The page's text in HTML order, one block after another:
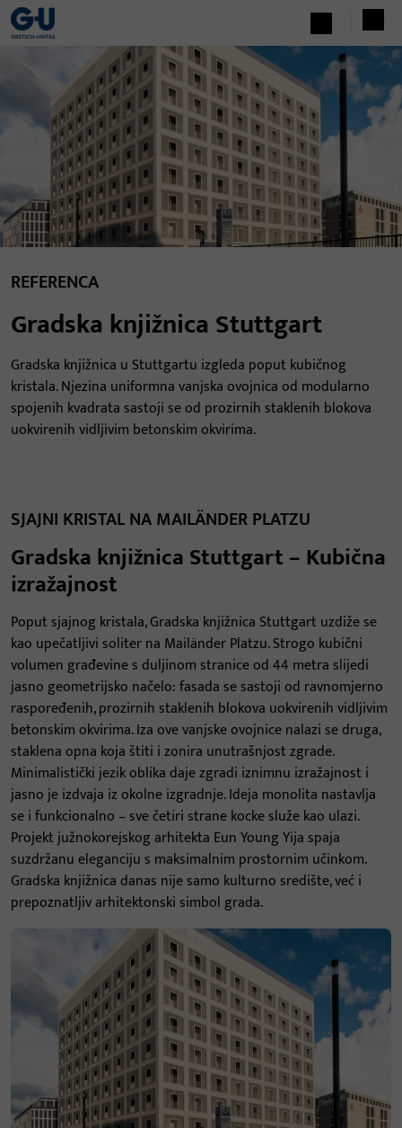
REFERENCA
Gradska knjižnica Stuttgart
Gradska knjižnica u Stuttgartu izgleda poput kubičnog
kristala. Njezina uniformna vanjska ovojnica od modularno
spojenih kvadrata sastoji se od prozirnih staklenih blokova
uokvirenih vidljivim betonskim okvirima.
SJAJNI KRISTAL NA MAILÄNDER PLATZU
Gradska knjižnica Stuttgart – Kubična
izražajnost
Poput sjajnog kristala, Gradska knjižnica Stuttgart uzdiže se
kao upečatljivi soliter na Mailänder Platzu. Strogo kubični
volumen građevine s duljinom stranice od 44 metra slijedi
jasno geometrijsko načelo: fasada se sastoji od ravnomjerno
raspoređenih, prozirnih staklenih blokova uokvirenih vidljivim
betonskim okvirima. Iza ove vanjske ovojnice nalazi se druga,
staklena opna koja štiti i zonira unutrašnjost zgrade.
Minimalistički jezik oblika daje zgradi iznimnu izražajnost i
jasno je izdvaja iz okolne izgradnje. Ideja monolita nastavlja
se i funkcionalno – sve četiri strane kocke služe kao ulazi.
Projekt južnokorejskog arhitekta Eun Young Yija spaja
suzdržanu eleganciju s maksimalnim prostornim učinkom.
Gradska knjižnica danas nije samo kulturno središte, već i
prepoznatljiv arhitektonski simbol grada.